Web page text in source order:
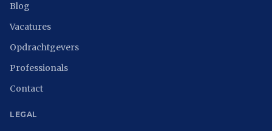
Blog
Vacatures
Opdrachtgevers
Professionals
Contact
LEGAL